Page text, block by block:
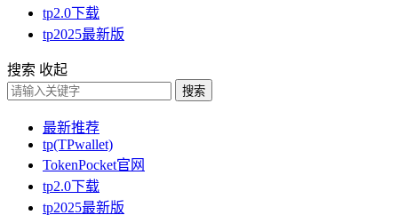
tp2.0下载
tp2025最新版
搜索 收起
搜索
最新推荐
tp(TPwallet)
TokenPocket官网
tp2.0下载
tp2025最新版